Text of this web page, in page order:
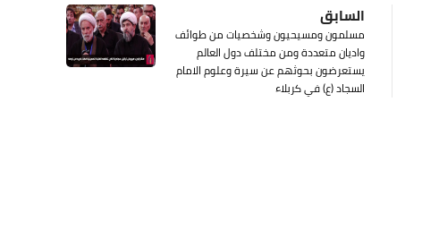
السابق
مسلمون ومسيحيون وشخصيات من طوائف
واديان متعددة ومن مختلف دول العالم
يستعرضون بحوثهم عن سيرة وعلوم الامام
السجاد (ع) في كربلاء